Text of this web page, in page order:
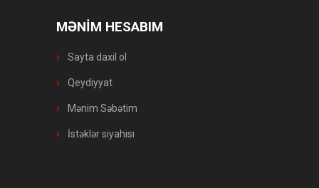
MƏNİM HESABIM
Sayta daxil ol
Qeydiyyat
Mənim Səbətim
İstəklər siyahısı